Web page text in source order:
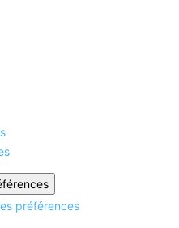
préférences